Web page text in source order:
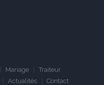
Mariage
Traiteur
Actualités
Contact